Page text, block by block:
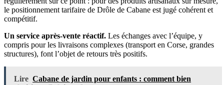
le positionnement tarifaire de Drôle de Cabane est jugé cohérent et
compétitif.
Un service après-vente réactif. Les échanges avec l’équipe, y
compris pour les livraisons complexes (transport en Corse, grandes
structures), font l’objet de retours très positifs.
Lire Cabane de jardin pour enfants : comment bien